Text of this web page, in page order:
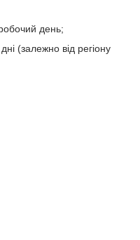
день;
(залежно від регіону